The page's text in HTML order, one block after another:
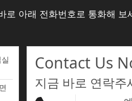
로 아래 전화번호로 통화해 보
Contact Us
지금 바로 연락주